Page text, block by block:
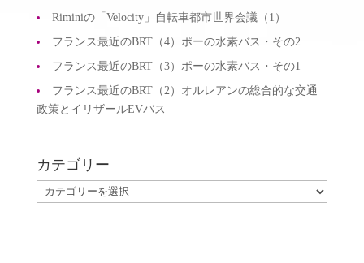
Riminiの「Velocity」自転車都市世界会議（1）
フランス最近のBRT（4）ポーの水素バス・その2
フランス最近のBRT（3）ポーの水素バス・その1
フランス最近のBRT（2）オルレアンの総合的な交通
政策とイリザールEVバス
カテゴリー
カ